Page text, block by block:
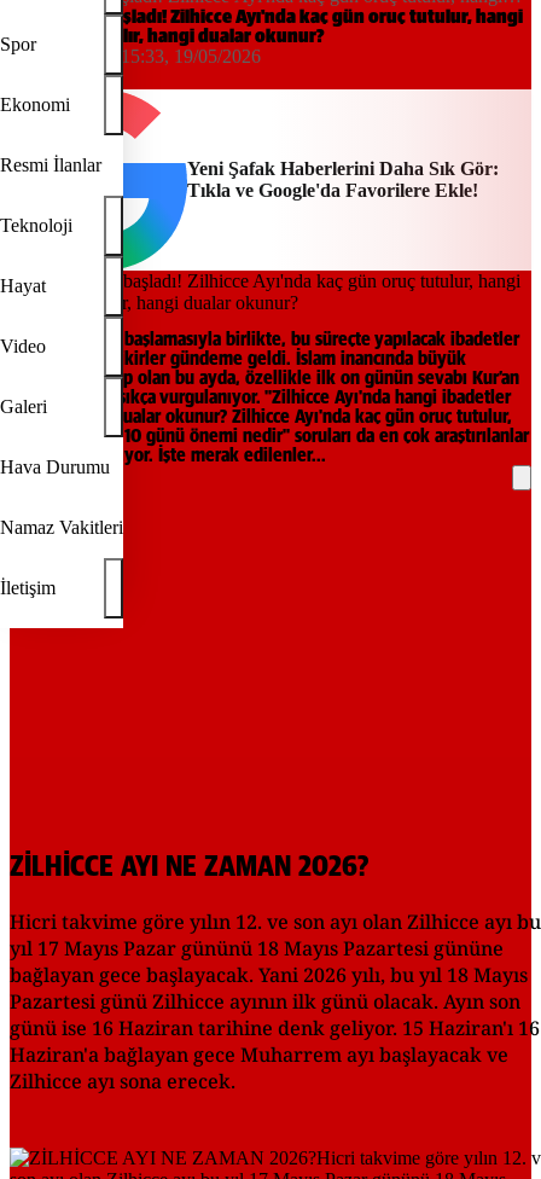
Spor
Ekonomi
Resmi İlanlar
Teknoloji
Hayat
Video
Galeri
Hava Durumu
Namaz Vakitleri
İletişim
ibadetler yapılır, hangi dualar okunur?
Zilhicce ayı başladı! Zilhicce Ayı'nda kaç gün oruç tutulur, hangi
ibadetler yapılır, hangi dualar okunur?
Tuğba Güner
15:33, 19/05/2026
Yeni Şafak Haberlerini Daha Sık Gör:
Tıkla ve Google'da Favorilere Ekle!
Zilhicce ayının başlamasıyla birlikte, bu süreçte yapılacak ibadetler
ve çekilecek zikirler gündeme geldi. İslam inancında büyük
faziletlere sahip olan bu ayda, özellikle ilk on günün sevabı Kur’an
ve hadislerde sıkça vurgulanıyor. "Zilhicce Ayı'nda hangi ibadetler
yapılır, hangi dualar okunur? Zilhicce Ayı'nda kaç gün oruç tutulur,
Zilhicce'nin ilk 10 günü önemi nedir" soruları da en çok araştırılanlar
arasında yer alıyor. İşte merak edilenler...
REKLAM
ZİLHİCCE AYI NE ZAMAN 2026?
Hicri takvime göre yılın 12. ve son ayı olan Zilhicce ayı bu
yıl 17 Mayıs Pazar gününü 18 Mayıs Pazartesi gününe
bağlayan gece başlayacak. Yani 2026 yılı, bu yıl 18 Mayıs
Pazartesi günü Zilhicce ayının ilk günü olacak. Ayın son
günü ise 16 Haziran tarihine denk geliyor. 15 Haziran'ı 16
Haziran'a bağlayan gece Muharrem ayı başlayacak ve
Zilhicce ayı sona erecek.